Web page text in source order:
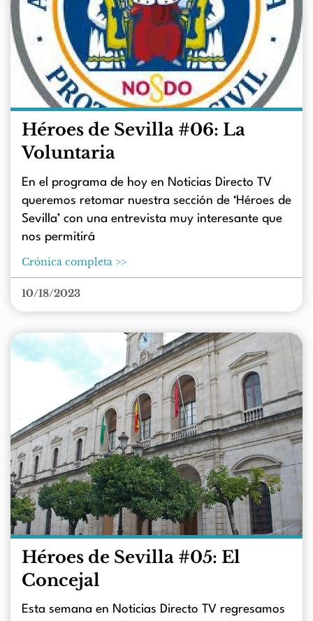
Héroes de Sevilla #06: La
Voluntaria
En el programa de hoy en Noticias Directo TV
queremos retomar nuestra sección de ‘Héroes de
Sevilla’ con una entrevista muy interesante que
nos permitirá
Crónica completa >>
10/18/2023
Héroes de Sevilla #05: El
Concejal
Esta semana en Noticias Directo TV regresamos